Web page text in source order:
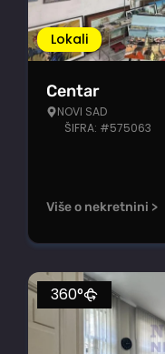
Lokali
Centar
NOVI SAD
ŠIFRA: #575063
Više o nekretnini >
360°